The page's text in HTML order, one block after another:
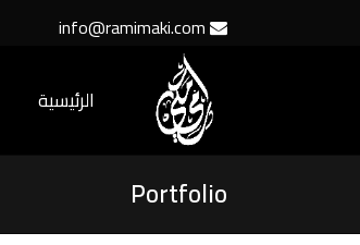
info@ramimaki.com
الرئيسية
Portfolio